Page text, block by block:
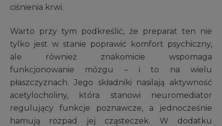
ciśnienia krwi.
Warto przy tym podkreślić, że preparat ten nie
tylko jest w stanie poprawić komfort psychiczny,
ale również znakomicie wspomaga
funkcjonowanie mózgu – i to na wielu
płaszczyznach. Jego składniki nasilają aktywność
acetylocholiny, która stanowi neuromediator
regulujący funkcje poznawcze, a jednocześnie
hamują rozpad jej cząsteczek. W dodatku